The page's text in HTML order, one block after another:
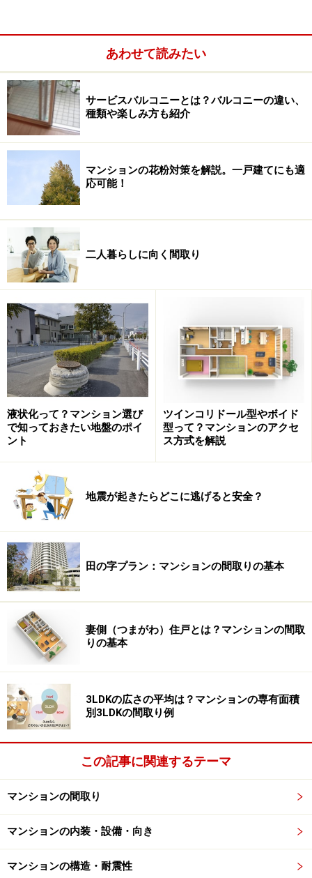
1981年以前に建てられた旧耐震基準の木造
家屋目安：築37年以上
建築確認申請を1981年以前に受けた築37年以上の古い木
造家屋は、多くが旧耐震基準で建てられています。その
場合、震度5強程度の地震でも、家が倒壊・崩壊する可
能性があります。震度5強の地震は数十年に一度あると
いわれ、木造住宅の平均寿命30年の中で1～2回程度経験
する可能性がある、つまり身近な地震と言えます。
この年代の古い木造住宅では、もともと家の重さを支え
る壁の量が1、2階とも少ないものが多く、大地震が起き
た時は全体の荷重を支える1階部分がつぶれる可能性が
あります。
古い民家が密集している地域は外も安全ではない
従って、1階にとどまることは危険度が高いと言えま
す。外の状況にもよりますが「地震が起きたら外に逃げ
る」ことも一つの選択肢になります。ただし古い木造家
屋が密集している地域では、外に出ると上から何か落ち
ようにしてください。
あわせて読みたい
サービスバルコニーとは？バルコニーの違い、
種類や楽しみ方も紹介
マンションの花粉対策を解説。一戸建てにも適
応可能！
二人暮らしに向く間取り
液状化って？マンション選び
で知っておきたい地盤のポイ
ント
ツインコリドール型やボイド
型って？マンションのアクセ
ス方式を解説
地震が起きたらどこに逃げると安全？
田の字プラン：マンションの間取りの基本
妻側（つまがわ）住戸とは？マンションの間取
りの基本
3LDKの広さの平均は？マンションの専有面積
別3LDKの間取り例
この記事に関連するテーマ
マンションの間取り
マンションの内装・設備・向き
マンションの構造・耐震性